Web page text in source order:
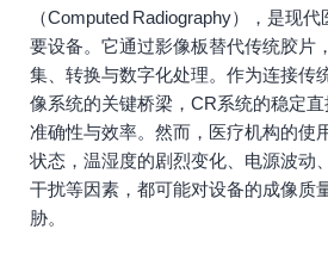
（Computed Radiography），是现
要设备。它通过影像板替代传统胶片
集、转换与数字化处理。作为连接传
像系统的关键桥梁，CR系统的稳定
准确性与效率。然而，医疗机构的使
状态，温湿度的剧烈变化、电源波动
干扰等因素，都可能对设备的成像质
胁。